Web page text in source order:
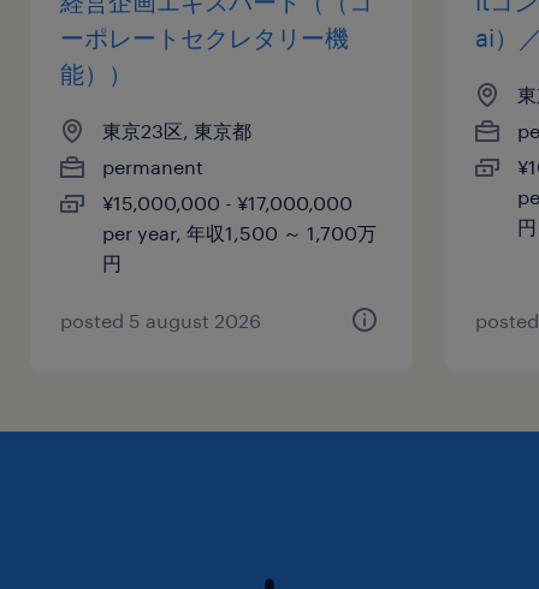
ーポレートセクレタリー機
能））
東京23区, 東京都
permanent
¥15,000,000 - ¥17,000,000
per year, 年収1,500 ～ 1,700万
円
posted 5 august 2026
ai）
円